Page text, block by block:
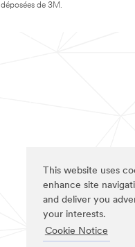
This website uses
enhance site
and deliver you
your interests.
Cookie Notice
déposées de 3M.